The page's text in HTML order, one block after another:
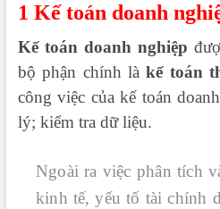
1 Kế toán doanh
Kế toán doanh nghiệp
bộ phận chính làkế toán
công việc của kế toán
lý; kiểm tra dữ liệu.
Ngoài ra việc phân tích
kinh tế, yếu tố tài chính